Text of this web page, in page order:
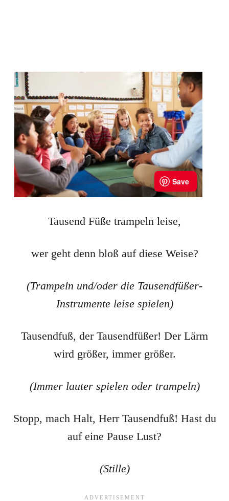
Tausend Füße trampeln leise,
wer geht denn bloß auf diese Weise?
(Trampeln und/oder die Tausendfüßer-
Instrumente leise spielen)
Tausendfuß, der Tausendfüßer! Der Lärm
wird größer, immer größer.
(Immer lauter spielen oder trampeln)
Stopp, mach Halt, Herr Tausendfuß! Hast du
auf eine Pause Lust?
(Stille)